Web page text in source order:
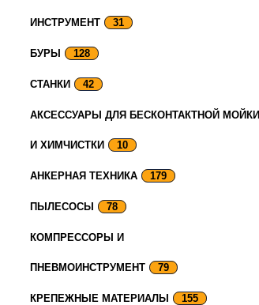
ИНСТРУМЕНТ 31
БУРЫ 128
СТАНКИ 42
АКСЕССУАРЫ ДЛЯ БЕСКОНТАКТНОЙ МОЙКИ
И ХИМЧИСТКИ 10
АНКЕРНАЯ ТЕХНИКА 179
ПЫЛЕСОСЫ 78
КОМПРЕССОРЫ И
ПНЕВМОИНСТРУМЕНТ 79
КРЕПЕЖНЫЕ МАТЕРИАЛЫ 155